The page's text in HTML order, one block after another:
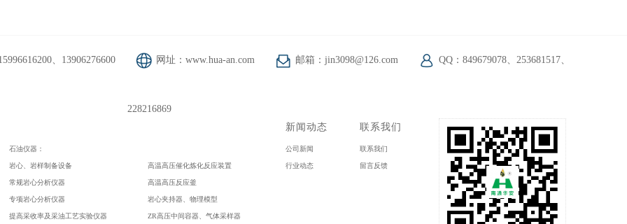
、13906276600 网址：www.hua-an.com 邮箱：jin3098@126.com QQ：849679078、253681517、
228216869
石油仪器：
岩心、岩样制备设备
常规岩心分析仪器
专项岩心分析仪器
提高采收率及采油工艺实验仪器
高温高压催化炼化反应装置
高温高压反应釜
岩心夹持器、物理模型
ZR高压中间容器、气体采样器
新闻动态
公司新闻
行业动态
联系我们
联系我们
留言反馈